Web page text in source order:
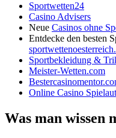
Sportwetten24
Casino Advisers
Neue Casinos ohne
Entdecke den besten
Sportbekleidung &
Meister-Wetten.com
Online Casino
Was man wissen